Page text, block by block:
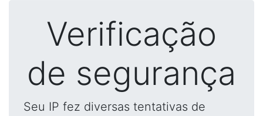
Verificação
de segurança
Seu IP fez diversas tentativas de